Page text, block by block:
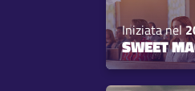
Iniziata nel
SWEET